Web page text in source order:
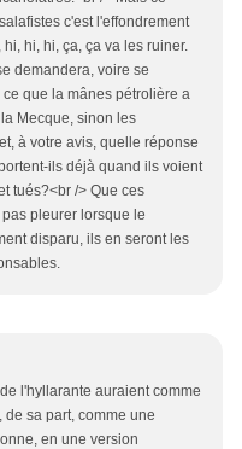
c'est l'effondrement
hi, hi, ça, ça va les ruiner.
demandera, voire se
que la mânes pétrolière a
Mecque, sinon les
à votre avis, quelle réponse
ils déjà quand ils voient
tués?<br /> Que ces
pleurer lorsque le
disparu, ils en seront les
l'hyllarante auraient comme
sa part, comme une
en une version